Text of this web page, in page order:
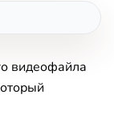
видеофайла